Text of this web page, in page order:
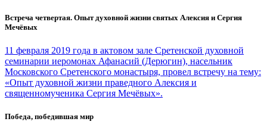
Встреча четвертая. Опыт духовной жизни святых Алексия и Сергия
Мечёвых
11 февраля 2019 года в актовом зале Сретенской духовной
семинарии иеромонах Афанасий (Дерюгин), насельник
Московского Сретенского монастыря, провел встречу на тему:
«Опыт духовной жизни праведного Алексия и
священномученика Сергия Мечёвых».
Победа, победившая мир